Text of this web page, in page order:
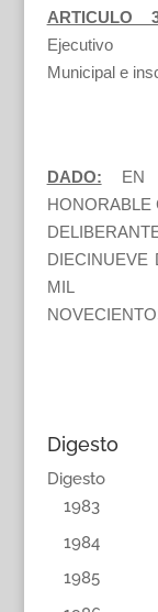
ARTICULO
Ejecutivo
Municipal e
DADO:
EN
HONORABLE
DIECINUEVE
MIL
Digesto
Digesto
1983
1984
1985